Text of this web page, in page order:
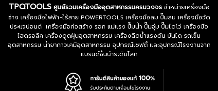
TPQTOOLS ศูนย์รวมเครื่องมืออุตสาหกรรมครบวงจรจำหน่ายเครื่องมือ
ช่าง เครื่องมือไฟฟ้า-ไร้สาย POWERTOOLS เครื่องมือลม ปั๊มลม เครื่องมือวัด
ประแจปอนด์ เครื่องมือก่อสร้าง รอก แม่แรง ปั๊มน้ำ ปั๊มจุ่ม ปั๊มไดโว่ เครื่องมือ
ไฮดรอลิค เครื่องดูดฝุ่นอุตสาหกรรม เครื่องฉีดน้ำแรงดัน บันได รถเข็น
อุตสาหกรรม น้ำยากาวเคมีอุตสาหกรรม อุปกรณ์เซฟตี้ และอุปกรณ์โรงงานจาก
แบรนด์ชั้นนำระดับโลก